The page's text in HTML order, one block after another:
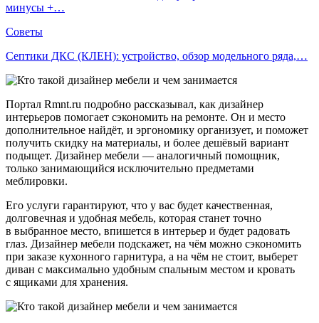
минусы +…
Советы
Септики ДКС (КЛЕН): устройство, обзор модельного ряда,…
Портал Rmnt.ru подробно рассказывал, как дизайнер
интерьеров помогает сэкономить на ремонте. Он и место
дополнительное найдёт, и эргономику организует, и поможет
получить скидку на материалы, и более дешёвый вариант
подыщет. Дизайнер мебели — аналогичный помощник,
только занимающийся исключительно предметами
меблировки.
Его услуги гарантируют, что у вас будет качественная,
долговечная и удобная мебель, которая станет точно
в выбранное место, впишется в интерьер и будет радовать
глаз. Дизайнер мебели подскажет, на чём можно сэкономить
при заказе кухонного гарнитура, а на чём не стоит, выберет
диван с максимально удобным спальным местом и кровать
с ящиками для хранения.